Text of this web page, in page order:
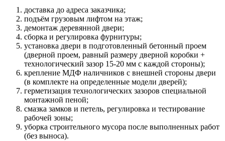
доставка до адреса заказчика;
подъём грузовым лифтом на этаж;
демонтаж деревянной двери;
сборка и регулировка фурнитуры;
установка двери в подготовленный бетонный проем
(дверной проем, равный размеру дверной коробки +
технологический зазор 15-20 мм с каждой стороны);
крепление МДФ наличников с внешней стороны двери
(в комплекте на определенные модели дверей);
герметизация технологических зазоров специальной
монтажной пеной;
смазка замков и петель, регулировка и тестирование
рабочей зоны;
уборка строительного мусора после выполненных работ
(без выноса).